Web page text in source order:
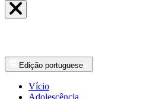
Edição portuguese
Vício
Adolescência